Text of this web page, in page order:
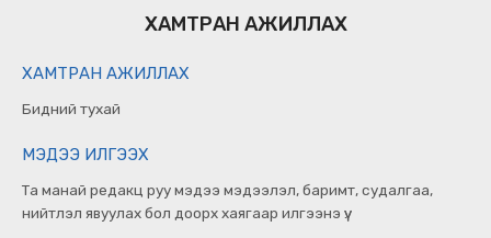
ХАМТРАН АЖИЛЛАХ
ХАМТРАН АЖИЛЛАХ
Бидний тухай
МЭДЭЭ ИЛГЭЭХ
Та манай редакц руу мэдээ мэдээлэл, баримт, судалгаа,
нийтлэл явуулах бол доорх хаягаар илгээнэ үү.